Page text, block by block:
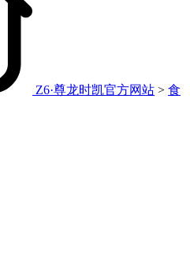
Z6·尊龙时凯官方网站 > 食